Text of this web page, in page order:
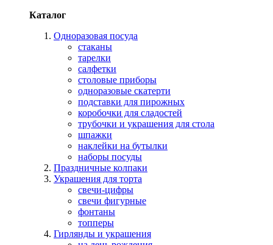
Каталог
Одноразовая посуда
стаканы
тарелки
салфетки
столовые приборы
одноразовые скатерти
подставки для пирожных
коробочки для сладостей
трубочки и украшения для стола
шпажки
наклейки на бутылки
наборы посуды
Праздничные колпаки
Украшения для торта
свечи-цифры
свечи фигурные
фонтаны
топперы
Гирлянды и украшения